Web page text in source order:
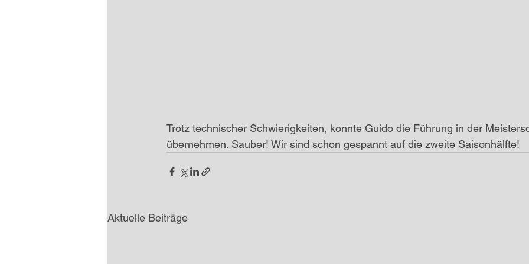
Trotz technischer Schwierigkeiten, konnte Guido die Führung in der
übernehmen. Sauber! Wir sind schon gespannt auf die zweite Saisonhälfte!
Aktuelle Beiträge